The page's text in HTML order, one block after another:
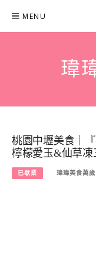
content
MENU
瑋
桃園中壢美食｜
檸檬愛玉&仙草凍
已歇業 瑋瑋美食萬歲